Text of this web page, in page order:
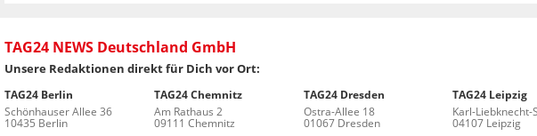
TAG24 NEWS Deutschland GmbH
Unsere Redaktionen direkt für Dich vor Ort:
TAG24 Berlin
Schönhauser Allee 36
10435 Berlin
TAG24 Chemnitz
Am Rathaus 2
09111 Chemnitz
TAG24 Dresden
Ostra-Allee 18
01067 Dresden
TAG24 Leipzig
Karl-Liebknecht-
04107 Leipzig